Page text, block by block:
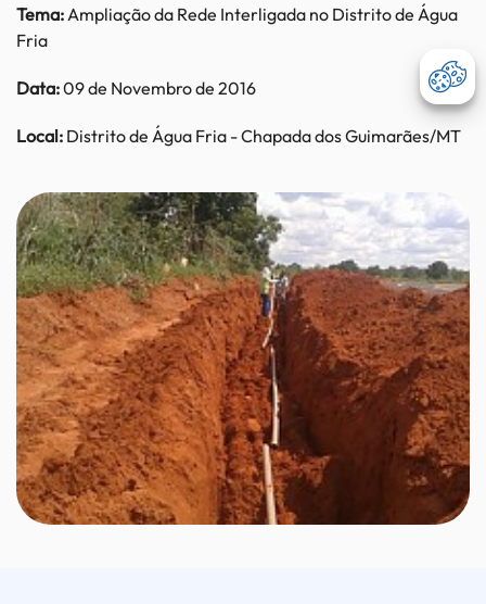
Tema:Ampliação da Rede Interligada no Distrito de Água
Fria
Data:09 de Novembro de 2016
Local: Distrito de Água Fria - Chapada dos Guimarães/MT